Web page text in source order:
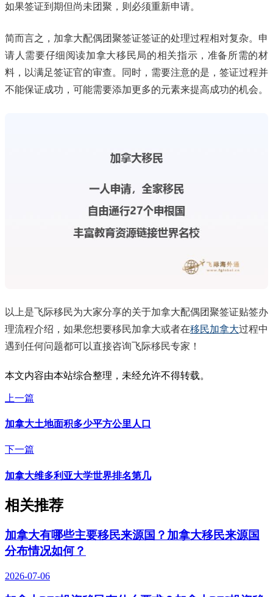
如果签证到期但尚未团聚，则必须重新申请。
简而言之，加拿大配偶团聚签证签证的处理过程相对复杂。申
请人需要仔细阅读加拿大移民局的相关指示，准备所需的材
料，以满足签证官的审查。同时，需要注意的是，签证过程并
不能保证成功，可能需要添加更多的元素来提高成功的机会。
以上是飞际移民为大家分享的关于加拿大配偶团聚签证贴签办
理流程介绍，如果您想要移民加拿大或者在移民加拿大过程中
遇到任何问题都可以直接咨询飞际移民专家！
本文内容由本站综合整理，未经允许不得转载。
上一篇
加拿大土地面积多少平方公里人口
下一篇
加拿大维多利亚大学世界排名第几
相关推荐
加拿大有哪些主要移民来源国？加拿大移民来源国
分布情况如何？
2026-07-06